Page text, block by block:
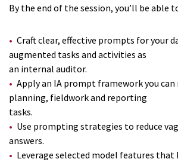
By the end of the session, you’ll be able
Craft clear, effective prompts for your
augmented tasks and activities as
an internal auditor.
Apply an IA prompt framework you can
planning, fieldwork and reporting
tasks.
Use prompting strategies to reduce
answers.
Leverage selected model features that